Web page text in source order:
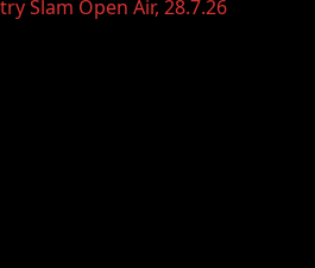
Slam Open Air, 28.7.26